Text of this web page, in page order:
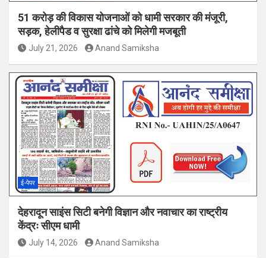
51 करोड़ की विकास योजनाओं को धामी सरकार की मंजूरी,
सड़क, हेलीपैड व सुरक्षा ढांचे को मिलेगी मजबूती
July 21, 2026 Anand Samiksha
ई-पेपर
देहरादून साइंस सिटी बनेगी विज्ञान और नवाचार का राष्ट्रीय
केंद्रः सीएम धामी
July 14, 2026 Anand Samiksha